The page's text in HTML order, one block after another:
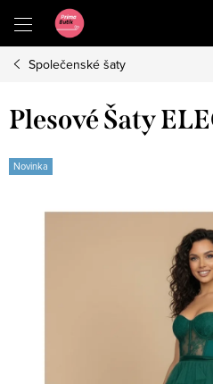
obsah
Společenské šaty
Plesové Šaty
Novinka